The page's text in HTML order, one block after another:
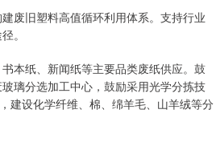
废旧塑料高值循环利用体系。支持行业
。
本纸、新闻纸等主要品类废纸供应。鼓
璃分选加工中心，鼓励采用光学分拣技
建设化学纤维、棉、绵羊毛、山羊绒等分